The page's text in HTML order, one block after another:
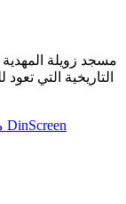
مسجد زويلة
التاريخية التي
DinScreen